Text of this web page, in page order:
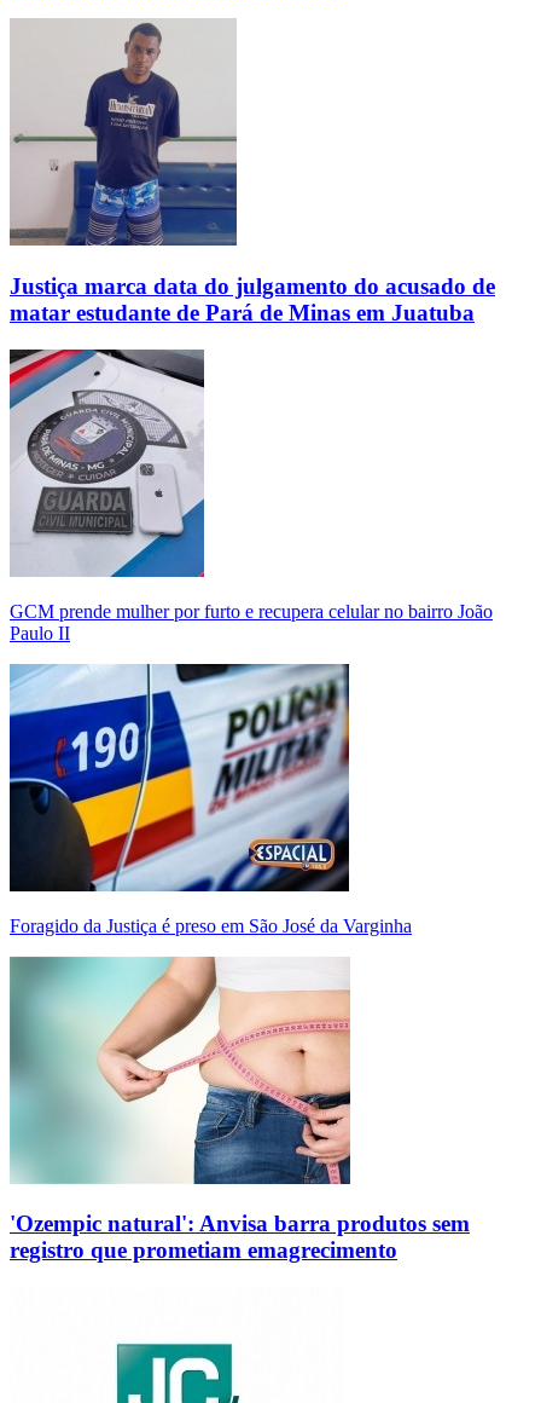
Justiça marca data do julgamento do acusado de
matar estudante de Pará de Minas em Juatuba
GCM prende mulher por furto e recupera celular no bairro João
Paulo II
Foragido da Justiça é preso em São José da Varginha
'Ozempic natural': Anvisa barra produtos sem
registro que prometiam emagrecimento